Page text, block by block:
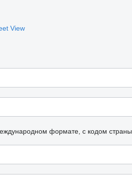
View
формате, с кодом страны.